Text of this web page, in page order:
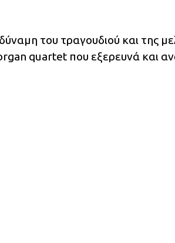
του τραγουδιού και της
organ quartet που εξερευνά και